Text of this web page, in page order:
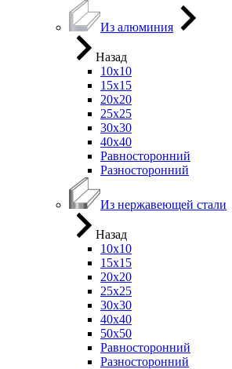
Из алюминия
Назад
10х10
15х15
20х20
25х25
30х30
40х40
Равносторонний
Разносторонний
Из нержавеющей стали
Назад
10х10
15х15
20х20
25х25
30х30
40х40
50х50
Равносторонний
Разносторонний